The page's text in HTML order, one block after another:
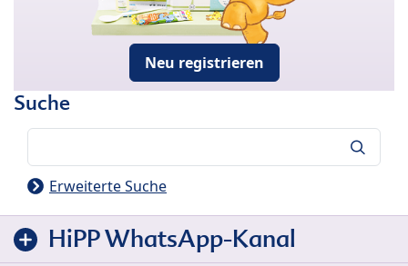
Neu registrieren
Suche
Erweiterte Suche
HiPP WhatsApp-Kanal